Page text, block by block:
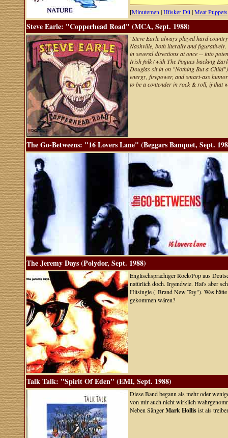
[Minutemen |Hüsker Dü |Meat Puppets
Steve Earle: "Copperhead Road" (MCA, Sept. 1988)
"Steve Earle always played hard
Nashville, both literally and
in several directions at once -- into
Irish folk (with The Pogues backing
Douglas sit in on "Nothing But a
energy, firepower, and smart-ass
to be a contender in rock & roll, if that
The Go-Betweens: "16 Lovers Lane" (Beggars Banquet, Sept.
The Jeremy Days (Polydor, Sept. 1988)
Englischsprachiger Rock/Pop aus
natürlich doch. Irgendwie. Hat's aber
Hitsingle ("Brand New Toy"). Was
gekommen wären?
Talk Talk: "Spirit Of Eden" (EMI, Sept. 1988)
Diese Band begann als mehr oder
von mir auch nicht wirklich
Neben SängerMark Hollisist als